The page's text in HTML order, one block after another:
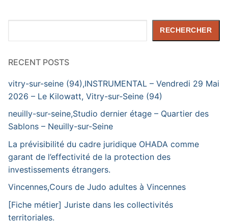
RECHERCHER
RECENT POSTS
vitry-sur-seine (94),INSTRUMENTAL – Vendredi 29 Mai
2026 – Le Kilowatt, Vitry-sur-Seine (94)
neuilly-sur-seine,Studio dernier étage – Quartier des
Sablons – Neuilly-sur-Seine
La prévisibilité du cadre juridique OHADA comme
garant de l’effectivité de la protection des
investissements étrangers.
Vincennes,Cours de Judo adultes à Vincennes
[Fiche métier] Juriste dans les collectivités
territoriales.